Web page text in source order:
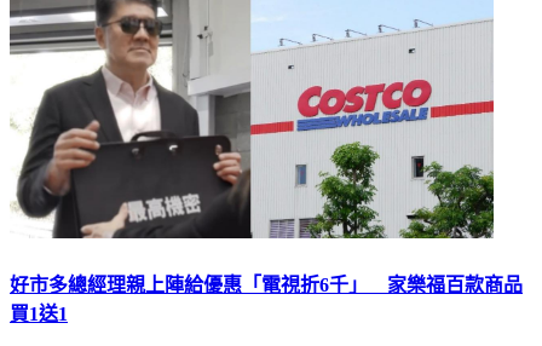
好市多總經理親上陣給優惠「電視折6千」 家樂福百款商品
買1送1